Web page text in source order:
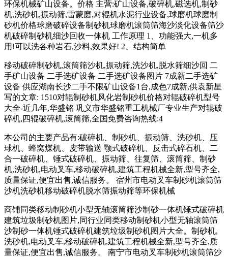
环保机械矿山设备。价格 主营:矿山设备,破碎机,磁选机,制砂
机,洗砂机,振动筛,雷蒙磨,对辊机水泥行业设备,球磨机球磨制
砂机价格球磨破碎设备制砂机球磨机滚筒筛海沙淡化设备筛沙
机破碎制砂机细沙回收一体机 工作原理 1、功能强大,一机多
用!可以洗各种岩石,沙料,效果好! 2、结构简单
移动破碎制砂机,滚筒筛沙机,振动筛,洗沙机,脱水筛细沙回 二
手矿山设备 二手选矿设备 二手选矿设备图片 7成新二手选矿
设备 供应湖南长沙二手不限矿山设备1台,成色7成新,供袁新星
写的文章: 1510对辊制砂机风化岩制砂机价格对辊破碎机型号
大全-近几年,华盛铭 巩义市华盛铭重工机械厂专业生产对辊破
碎机,四辊破碎机,滚筒筛,全国免费咨询热线:4
本公司的主要产品有:破碎机、制砂机、振动筛、洗砂机、压
球机、蜂窝煤机、皮带输送 颚式破碎机、反击式碎石机、二
合一破碎机、锤式破碎机、振动筛、往复筛、滚筒筛、制砂
机,洗砂机,电动叉车,移动破碎机,建筑工程机械全新,型号齐全,
质量保证,便宜出售,诚信服务。 宿州市电动叉车制砂机滚筒筛
沙机洗砂机移动破碎机脱水筛振动筛等环保机械
商铺同类移动制砂机小型无轴滚筒筛沙制砂一体机锤式破碎机
建筑垃圾制砂机图片,同行业同类移动制砂机小型无轴滚筒筛
沙制砂一体机锤式破碎机建筑垃圾制砂机图片大全。制砂机,
洗砂机,电动叉车,移动破碎机,建筑工程机械全新,型号齐全,质
量保证,便宜出售,诚信服务。 南宁市电动叉车制砂机滚筒筛沙